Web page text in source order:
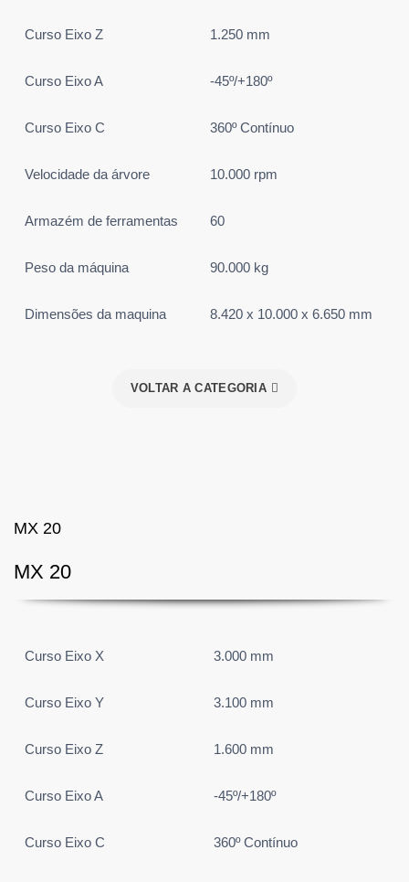
Curso Eixo Z 1.250 mm
Curso Eixo A -45º/+180º
Curso Eixo C 360º Contínuo
Velocidade da árvore 10.000 rpm
Armazém de ferramentas 60
Peso da máquina 90.000 kg
Dimensões da maquina 8.420 x 10.000 x 6.650 mm
VOLTAR A CATEGORIA
MX 20
MX 20
Curso Eixo X 3.000 mm
Curso Eixo Y 3.100 mm
Curso Eixo Z 1.600 mm
Curso Eixo A -45º/+180º
Curso Eixo C 360º Contínuo